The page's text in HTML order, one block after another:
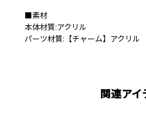
■素材
本体材質:アクリル
パーツ材質:【チャーム】アクリ
関連アイ